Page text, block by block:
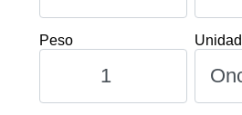
Peso Unidad